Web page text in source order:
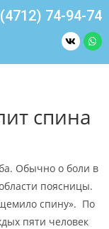
74-94-74
спина
Обычно о боли в
поясницы.
спину». По
пяти человек